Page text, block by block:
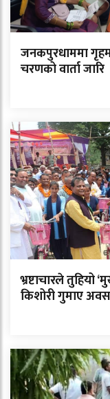
जनकपुरधाममा
चरणको वार्ता जारि
भ्रष्टाचारले तुहियो
किशोरी गुमाए